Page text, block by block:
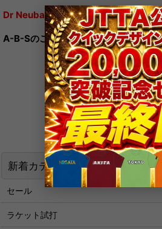
Dr Neubauer 海外直輸入価格
A-B-Sのご購入はコチラから
«前 次»
What's New
新着カテゴリ
セール
ラケット試打